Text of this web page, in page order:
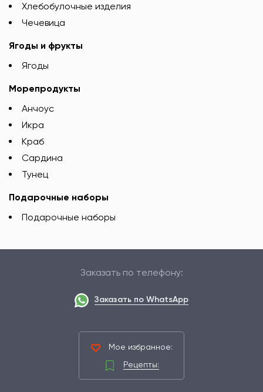
Хлебобулочные изделия
Чечевица
Ягоды и фрукты
Ягоды
Морепродукты
Анчоус
Икра
Краб
Сардина
Тунец
Подарочные наборы
Подарочные наборы
Заказать по телефону:
Заказать по WhatsApp
Мое избранное:
Рецепты: